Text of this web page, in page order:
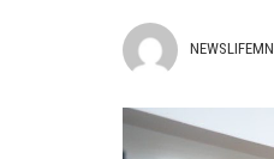
NEWSLIFEMN